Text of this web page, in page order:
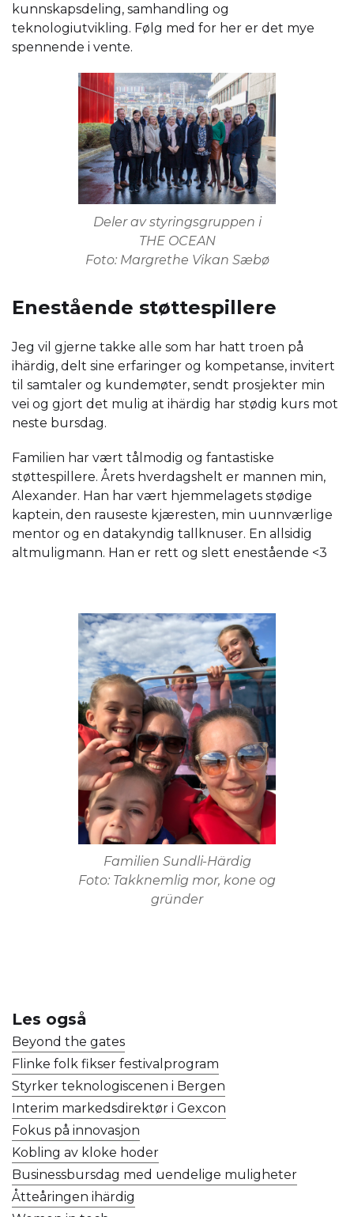
kunnskapsdeling, samhandling og
teknologiutvikling. Følg med for her er det mye
spennende i vente.
Deler av styringsgruppen i
THE OCEAN
Foto: Margrethe Vikan Sæbø
Enestående støttespillere
Jeg vil gjerne takke alle som har hatt troen på
ihärdig, delt sine erfaringer og kompetanse, invitert
til samtaler og kundemøter, sendt prosjekter min
vei og gjort det mulig at ihärdig har stødig kurs mot
neste bursdag.
Familien har vært tålmodig og fantastiske
støttespillere. Årets hverdagshelt er mannen min,
Alexander. Han har vært hjemmelagets stødige
kaptein, den rauseste kjæresten, min uunnværlige
mentor og en datakyndig tallknuser. En allsidig
altmuligmann. Han er rett og slett enestående <3
Familien Sundli-Härdig
Foto: Takknemlig mor, kone og
gründer
Les også
Beyond the gates
Flinke folk fikser festivalprogram
Styrker teknologiscenen i Bergen
Interim markedsdirektør i Gexcon
Fokus på innovasjon
Kobling av kloke hoder
Businessbursdag med uendelige muligheter
Åtteåringen ihärdig